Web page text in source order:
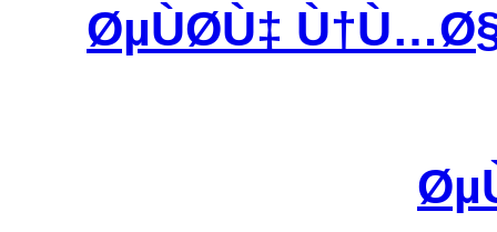
ØµÙØ­Ù‡